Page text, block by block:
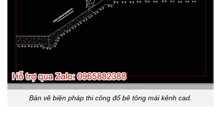
Bản vẽ biện pháp thi công đổ bê tông mái kênh cad.